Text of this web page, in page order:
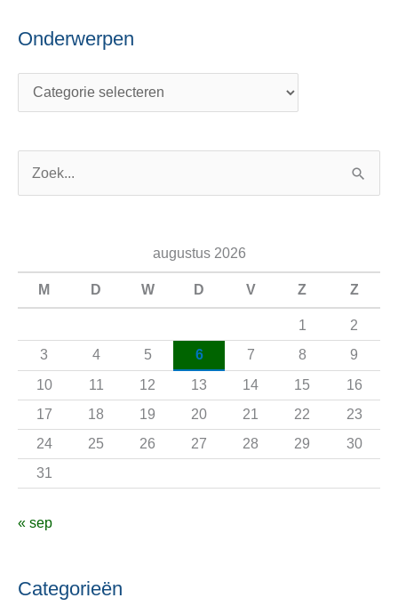
Onderwerpen
a
r
:
augustus 2026
M D W D V Z Z
1
2
3
4 5 6 7 8
9
10
11 12 13 14 15
16
17
18 19 20 21 22
23
24
25 26 27 28 29
30
31
« sep
Categorieën